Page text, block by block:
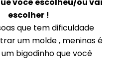
você escolheu/ou vai
escolher !
que tem dificuldade
um molde , meninas é
bigodinho que você